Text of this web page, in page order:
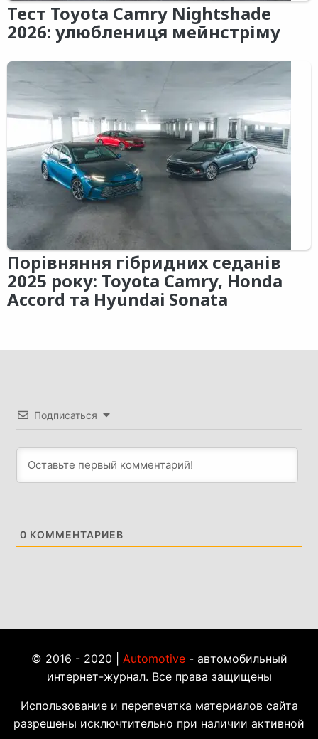
Тест Toyota Camry Nightshade
2026: улюблениця мейнстріму
Порівняння гібридних седанів
2025 року: Toyota Camry, Honda
Accord та Hyundai Sonata
Подписаться
0 КОММЕНТАРИЕВ
© 2016 - 2020 | Automotive- автомобильный
интернет-журнал. Все права защищены
Использование и перепечатка материалов сайта
разрешены исключтительно при наличии активной